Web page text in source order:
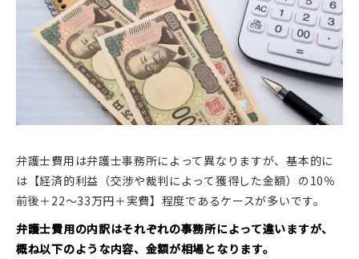
弁護士費用は弁護士事務所によって異なりますが、基本的に
は【経済的利益（交渉や裁判によって獲得した金額）の10％
前後＋22～33万円＋実費】程度であるケースが多いです。
弁護士費用の内訳はそれぞれの事務所によって違いますが、
概ね以下のような内容、金額が相場となります。